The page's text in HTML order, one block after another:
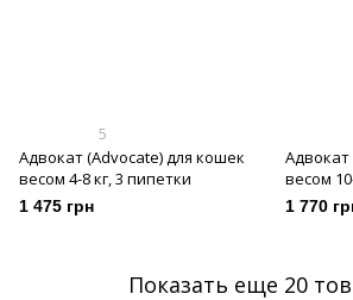
5
Адвокат (Advocate) для кошек
весом 4-8 кг, 3 пипетки
1 475 грн
Адвокат
весом
1 770
Показать еще 20